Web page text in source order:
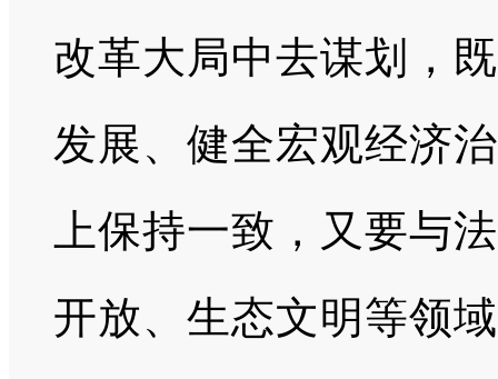
改革大局中去谋划，
发展、健全宏观经济
上保持一致，又要与
开放、生态文明等领